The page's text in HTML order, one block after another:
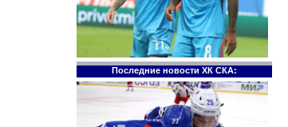
Последние новости ХК СКА: